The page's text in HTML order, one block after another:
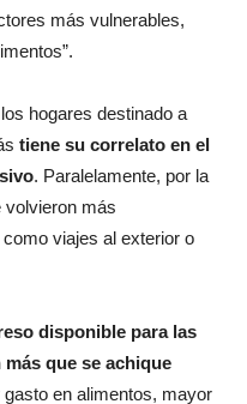
más vulnerables,
hogares destinado a
tiene su correlato en el
. Paralelamente, por la
volvieron más
viajes al exterior o
disponible para las
que se achique
en alimentos, mayor